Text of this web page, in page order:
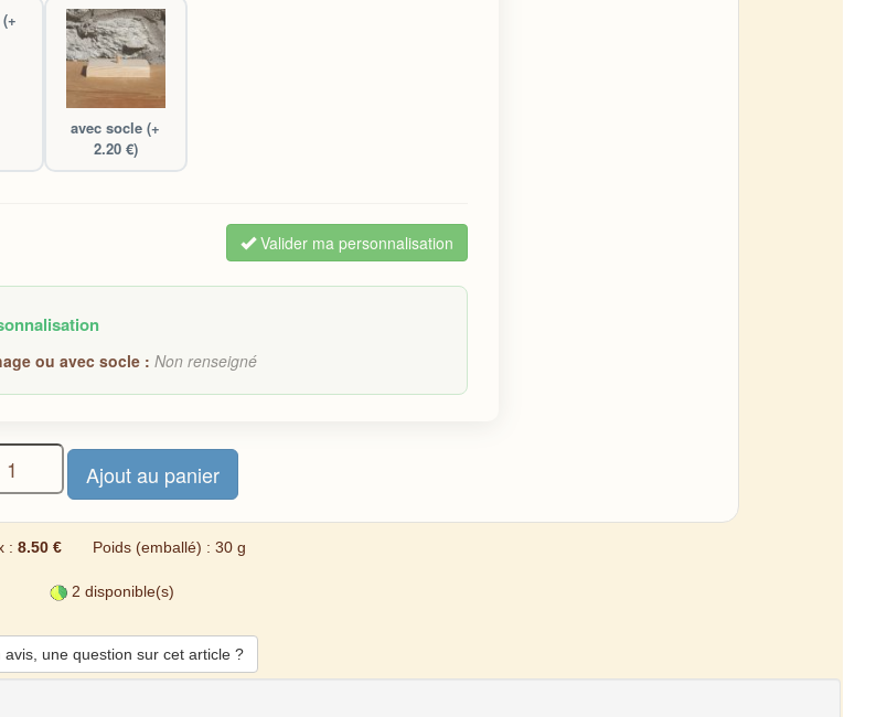
avec socle (+
2.20 €)
Valider ma personnalisation
ou avec socle : Non renseigné
: 8.50 € Poids (emballé) : 30 g
2 disponible(s)
avis, une question sur cet article ?